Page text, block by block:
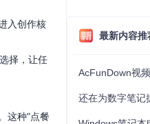
入创作核
择，让任
这种"点餐
最新内容推
AcFunDown视